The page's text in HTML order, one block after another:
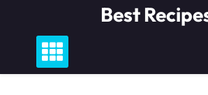
content
Best